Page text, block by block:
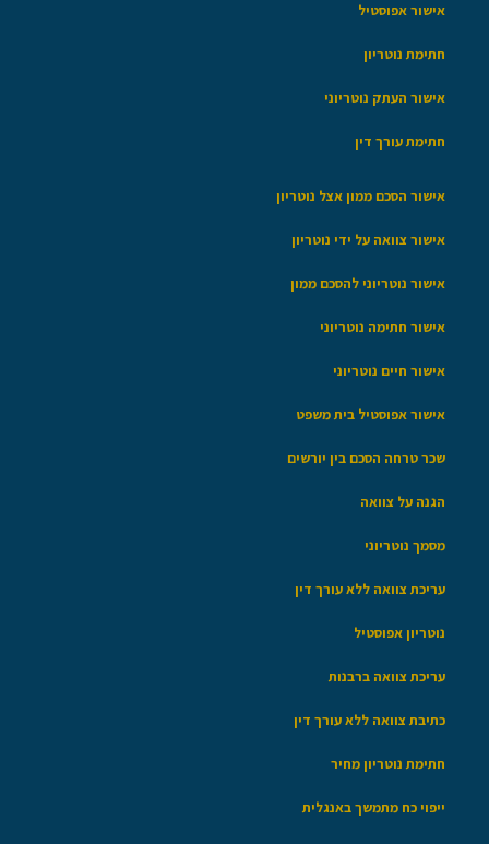
אישור אפוסטיל
חתימת נוטריון
אישור העתק נוטריוני
חתימת עורך דין
אישור הסכם ממון אצל נוטריון
אישור צוואה על ידי נוטריון
אישור נוטריוני להסכם ממון
אישור חתימה נוטריוני
אישור חיים נוטריוני
אישור אפוסטיל בית משפט
שכר טרחה הסכם בין יורשים
הגנה על צוואה
מסמך נוטריוני
עריכת צוואה ללא עורך דין
נוטריון אפוסטיל
עריכת צוואה ברבנות
כתיבת צוואה ללא עורך דין
חתימת נוטריון מחיר
ייפוי כח מתמשך באנגלית